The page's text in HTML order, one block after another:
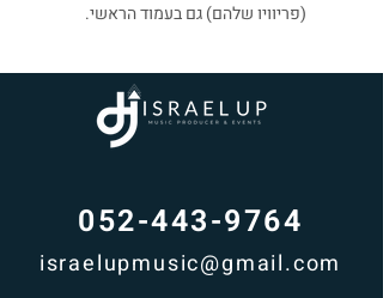
(פריוויו שלהם) גם בעמוד הראשי.
052-443-9764
israelupmusic@gmail.com